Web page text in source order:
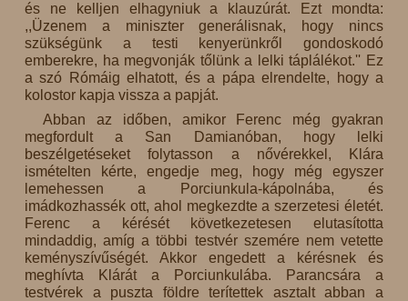
és ne kelljen elhagyniuk a klauzúrát. Ezt mondta:
,,Üzenem a miniszter generálisnak, hogy nincs
szükségünk a testi kenyerünkről gondoskodó
emberekre, ha megvonják tőlünk a lelki táplálékot.'' Ez
a szó Rómáig elhatott, és a pápa elrendelte, hogy a
kolostor kapja vissza a papját.
Abban az időben, amikor Ferenc még gyakran
megfordult a San Damianóban, hogy lelki
beszélgetéseket folytasson a nővérekkel, Klára
ismételten kérte, engedje meg, hogy még egyszer
lemehessen a Porciunkula-kápolnába, és
imádkozhassék ott, ahol megkezdte a szerzetesi életét.
Ferenc a kérését következetesen elutasította
mindaddig, amíg a többi testvér szemére nem vetette
keményszívűségét. Akkor engedett a kérésnek és
meghívta Klárát a Porciunkulába. Parancsára a
testvérek a puszta földre terítettek asztalt abban a